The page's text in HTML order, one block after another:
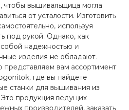
чтобы вышивальщица могла
от усталости. Изготовить
используя
под рукой. Однако, как
надежностью и
изделия не обладают.
вам ассортимент
где вы найдете
станки для вышивания из
продукция ведущих
производителей, заказать